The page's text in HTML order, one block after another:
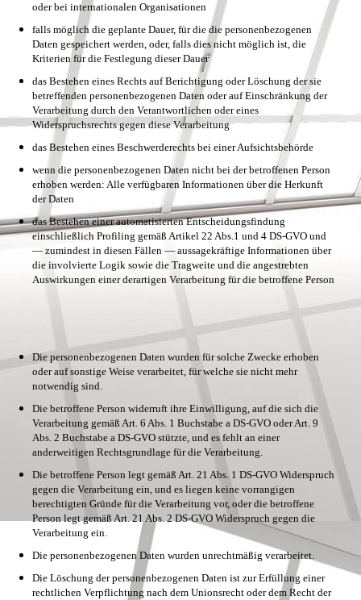
oder bei internationalen Organisationen
falls möglich die geplante Dauer, für die die personenbezogenen
Daten gespeichert werden, oder, falls dies nicht möglich ist, die
Kriterien für die Festlegung dieser Dauer
das Bestehen eines Rechts auf Berichtigung oder Löschung der sie
betreffenden personenbezogenen Daten oder auf Einschränkung der
Verarbeitung durch den Verantwortlichen oder eines
Widerspruchsrechts gegen diese Verarbeitung
das Bestehen eines Beschwerderechts bei einer Aufsichtsbehörde
wenn die personenbezogenen Daten nicht bei der betroffenen Person
erhoben werden: Alle verfügbaren Informationen über die Herkunft
der Daten
das Bestehen einer automatisierten Entscheidungsfindung
einschließlich Profiling gemäß Artikel 22 Abs.1 und 4 DS-GVO und
— zumindest in diesen Fällen — aussagekräftige Informationen über
die involvierte Logik sowie die Tragweite und die angestrebten
Auswirkungen einer derartigen Verarbeitung für die betroffene Person
Die personenbezogenen Daten wurden für solche Zwecke erhoben
oder auf sonstige Weise verarbeitet, für welche sie nicht mehr
notwendig sind.
Die betroffene Person widerruft ihre Einwilligung, auf die sich die
Verarbeitung gemäß Art. 6 Abs. 1 Buchstabe a DS-GVO oder Art. 9
Abs. 2 Buchstabe a DS-GVO stützte, und es fehlt an einer
anderweitigen Rechtsgrundlage für die Verarbeitung.
Die betroffene Person legt gemäß Art. 21 Abs. 1 DS-GVO Widerspruch
gegen die Verarbeitung ein, und es liegen keine vorrangigen
berechtigten Gründe für die Verarbeitung vor, oder die betroffene
Person legt gemäß Art. 21 Abs. 2 DS-GVO Widerspruch gegen die
Verarbeitung ein.
Die personenbezogenen Daten wurden unrechtmäßig verarbeitet.
Die Löschung der personenbezogenen Daten ist zur Erfüllung einer
rechtlichen Verpflichtung nach dem Unionsrecht oder dem Recht der